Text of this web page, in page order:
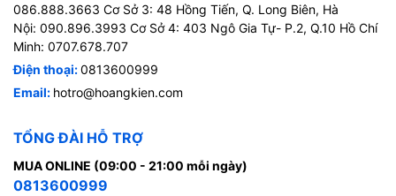
086.888.3663 Cơ Sở 3: 48 Hồng Tiến, Q. Long Biên, Hà
Nội: 090.896.3993 Cơ Sở 4: 403 Ngô Gia Tự- P.2, Q.10 Hồ Chí
Minh: 0707.678.707
Điện thoại:0813600999
Email: hotro@hoangkien.com
TỔNG ĐÀI HỖ TRỢ
MUA ONLINE (09:00 - 21:00 mỗi ngày)
0813600999